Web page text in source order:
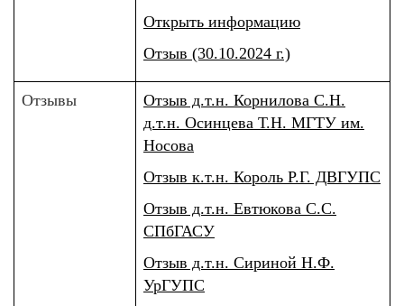
Открыть информацию
Отзыв (30.10.2024 г.)
Отзывы
Отзыв д.т.н. Корнилова С.Н.
д.т.н. Осинцева Т.Н. МГТУ им.
Носова
Отзыв к.т.н. Король Р.Г. ДВГУПС
Отзыв д.т.н. Евтюкова С.С.
СПбГАСУ
Отзыв д.т.н. Сириной Н.Ф.
УрГУПС